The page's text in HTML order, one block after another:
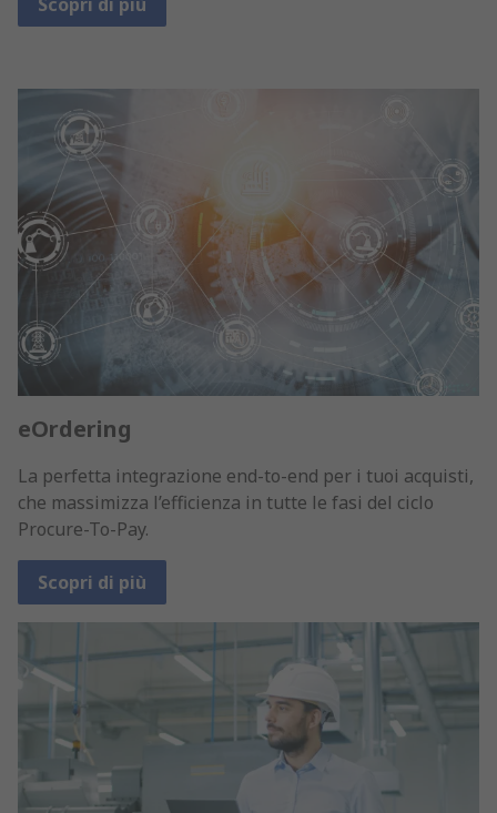
eOrdering
La perfetta integrazione end-to-end per i tuoi acquisti,
che massimizza l’efficienza in tutte le fasi del ciclo
Procure-To-Pay.
Scopri di più